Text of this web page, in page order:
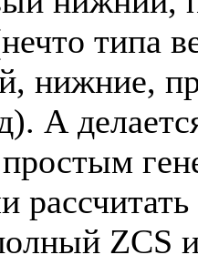
типа
нижние,
А
ZCS